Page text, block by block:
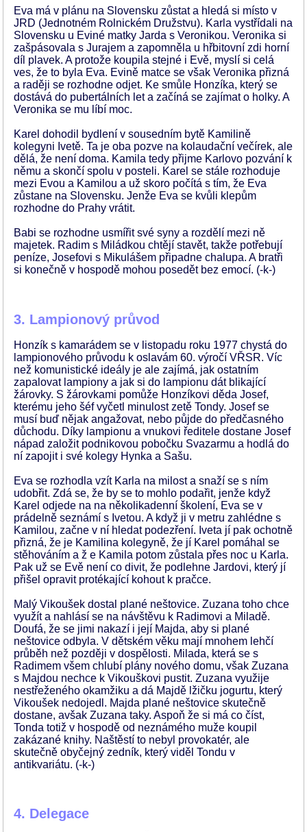
Eva má v plánu na Slovensku zůstat a hledá si místo v
JRD (Jednotném Rolnickém Družstvu). Karla vystřídali na
Slovensku u Eviné matky Jarda s Veronikou. Veronika si
zašpásovala s Jurajem a zapomněla u hřbitovní zdi horní
díl plavek. A protože koupila stejné i Evě, myslí si celá
ves, že to byla Eva. Evině matce se však Veronika přizná
a raději se rozhodne odjet. Ke smůle Honzíka, který se
dostává do pubertálních let a začíná se zajímat o holky. A
Veronika se mu líbí moc.
Karel dohodil bydlení v sousedním bytě Kamilině
kolegyni Ivetě. Ta je oba pozve na kolaudační večírek, ale
dělá, že není doma. Kamila tedy přijme Karlovo pozvání k
němu a skončí spolu v posteli. Karel se stále rozhoduje
mezi Evou a Kamilou a už skoro počítá s tím, že Eva
zůstane na Slovensku. Jenže Eva se kvůli klepům
rozhodne do Prahy vrátit.
Babi se rozhodne usmířit své syny a rozdělí mezi ně
majetek. Radim s Miládkou chtějí stavět, takže potřebují
peníze, Josefovi s Mikulášem připadne chalupa. A bratři
si konečně v hospodě mohou posedět bez emocí. (-k-)
3. Lampionový průvod
Honzík s kamarádem se v listopadu roku 1977 chystá do
lampionového průvodu k oslavám 60. výročí VŘSR. Víc
než komunistické ideály je ale zajímá, jak ostatním
zapalovat lampiony a jak si do lampionu dát blikající
žárovky. S žárovkami pomůže Honzíkovi děda Josef,
kterému jeho šéf vyčetl minulost zetě Tondy. Josef se
musí buď nějak angažovat, nebo půjde do předčasného
důchodu. Díky lampionu a vnukovi ředitele dostane Josef
nápad založit podnikovou pobočku Svazarmu a hodlá do
ní zapojit i své kolegy Hynka a Sašu.
Eva se rozhodla vzít Karla na milost a snaží se s ním
udobřit. Zdá se, že by se to mohlo podařit, jenže když
Karel odjede na na několikadenní školení, Eva se v
prádelně seznámí s Ivetou. A když ji v metru zahlédne s
Kamilou, začne v ní hledat podezření. Iveta jí pak ochotně
přizná, že je Kamilina kolegyně, že jí Karel pomáhal se
stěhováním a ž e Kamila potom zůstala přes noc u Karla.
Pak už se Evě není co divit, že podlehne Jardovi, který jí
přišel opravit protékající kohout k pračce.
Malý Vikoušek dostal plané neštovice. Zuzana toho chce
využít a nahlásí se na návštěvu k Radimovi a Miladě.
Doufá, že se jimi nakazí i její Majda, aby si plané
neštovice odbyla. V dětském věku mají mnohem lehčí
průběh než později v dospělosti. Milada, která se s
Radimem všem chlubí plány nového domu, však Zuzana
s Majdou nechce k Vikouškovi pustit. Zuzana využije
nestřeženého okamžiku a dá Majdě lžičku jogurtu, který
Vikoušek nedojedl. Majda plané neštovice skutečně
dostane, avšak Zuzana taky. Aspoň že si má co číst,
Tonda totiž v hospodě od neznámého muže koupil
zakázané knihy. Naštěstí to nebyl provokatér, ale
skutečně obyčejný zedník, který viděl Tondu v
antikvariátu. (-k-)
4. Delegace